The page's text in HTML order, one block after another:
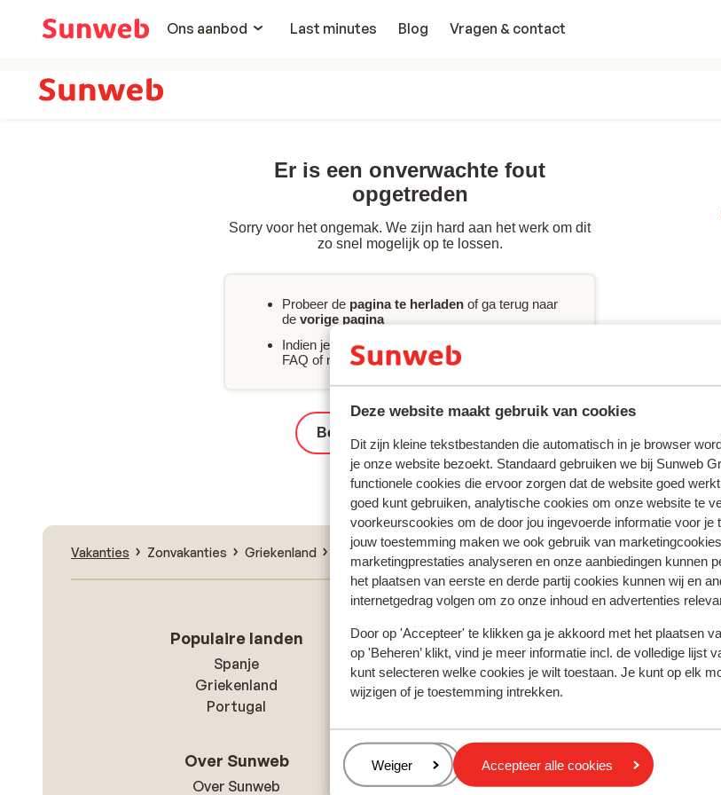
Deze website maakt gebruik van cookies
Dit zijn kleine tekstbestanden die automatisch in je browser
je onze website bezoekt. Standaard gebruiken we bij Sunweb
functionele cookies die ervoor zorgen dat de website goed
goed kunt gebruiken, analytische cookies om onze website te
voorkeurscookies om de door jou ingevoerde informatie voor je
jouw toestemming maken we ook gebruik van
marketingprestaties analyseren en onze aanbiedingen kunnen
het plaatsen van eerste en derde partij cookies kunnen wij en
internetgedrag volgen om zo onze inhoud en advertenties
Door op 'Accepteer' te klikken ga je akkoord met het plaatsen
op 'Beheren’ klikt, vind je meer informatie incl. de volledige lijst
kunt selecteren welke cookies je wilt toestaan. Je kunt op elk
wijzigen of je toestemming intrekken.
Beheren
Weiger Accepteer alle cookies
Ons aanbod
Last minutes Blog Vragen & contact
Er is een onverwachte fout
opgetreden
Sorry voor het ongemak. We zijn hard aan het werk om dit
zo snel mogelijk op te lossen.
Probeer de pagina te herladen of ga terug naar
de vorige pagina
Indien je
direct hulp
nodig hebt, raadpleeg dan de
FAQ of neemcontactmet ons op.
Bekijk het volledige aanbod
Vakanties Zonvakanties Griekenland Kos Ikos Aria
Populaire landen
Spanje
Griekenland
Portugal
Populaire regio's
Kreta
Gran Canaria
Over Sunweb
Over Sunweb
Privacy & cookies
Privacy